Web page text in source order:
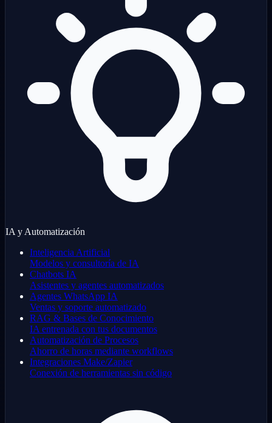
IA y Automatización
Inteligencia Artificial
Modelos y consultoría de IA
Chatbots IA
Asistentes y agentes automatizados
Agentes WhatsApp IA
Ventas y soporte automatizado
RAG & Bases de Conocimiento
IA entrenada con tus documentos
Automatización de Procesos
Ahorro de horas mediante workflows
Integraciones Make/Zapier
Conexión de herramientas sin código